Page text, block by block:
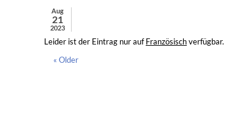
Aug
21
2023
Leider ist der Eintrag nur aufFranzösischverfügbar.
« Older